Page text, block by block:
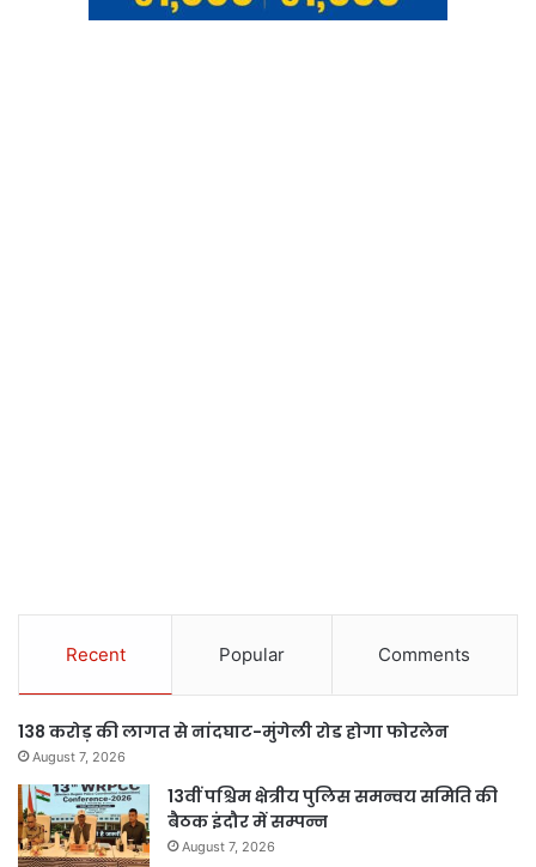
Recent Popular Comments
138 करोड़ की लागत से नांदघाट-मुंगेली रोड होगा फोरलेन
August 7, 2026
13वीं पश्चिम क्षेत्रीय पुलिस समन्वय समिति की
बैठक इंदौर में सम्पन्न
August 7, 2026